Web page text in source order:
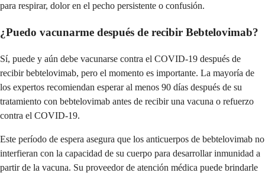
para respirar, dolor en el pecho persistente o confusión.
¿Puedo vacunarme después de recibir Bebtelovimab?
Sí, puede y aún debe vacunarse contra el COVID-19 después de
recibir bebtelovimab, pero el momento es importante. La mayoría de
los expertos recomiendan esperar al menos 90 días después de su
tratamiento con bebtelovimab antes de recibir una vacuna o refuerzo
contra el COVID-19.
Este período de espera asegura que los anticuerpos de bebtelovimab no
interfieran con la capacidad de su cuerpo para desarrollar inmunidad a
partir de la vacuna. Su proveedor de atención médica puede brindarle